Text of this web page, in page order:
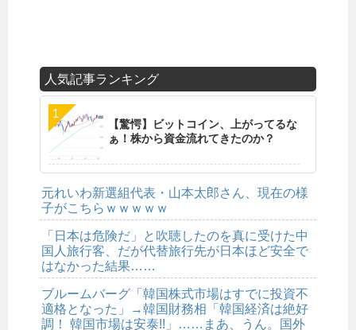
人気記事ランキング
【驚愕】ビットコイン、上がってるな
ぁ！株から資金流れてきたのか？
元れいわ新選組代表・山本太郎さん、現在の様
子がこちらｗｗｗｗｗ
「日本は危険だ」と吹聴したのを真に受けた中
国人旅行客、だが代替旅行先が日本ほど安全で
はなかった結果……
ブルームバーグ「韓国株式市場はすでに投資不
適格となった」→韓国財務相「韓国経済は絶好
調！ 韓国市場は安泰!!」……まあ、うん。国外